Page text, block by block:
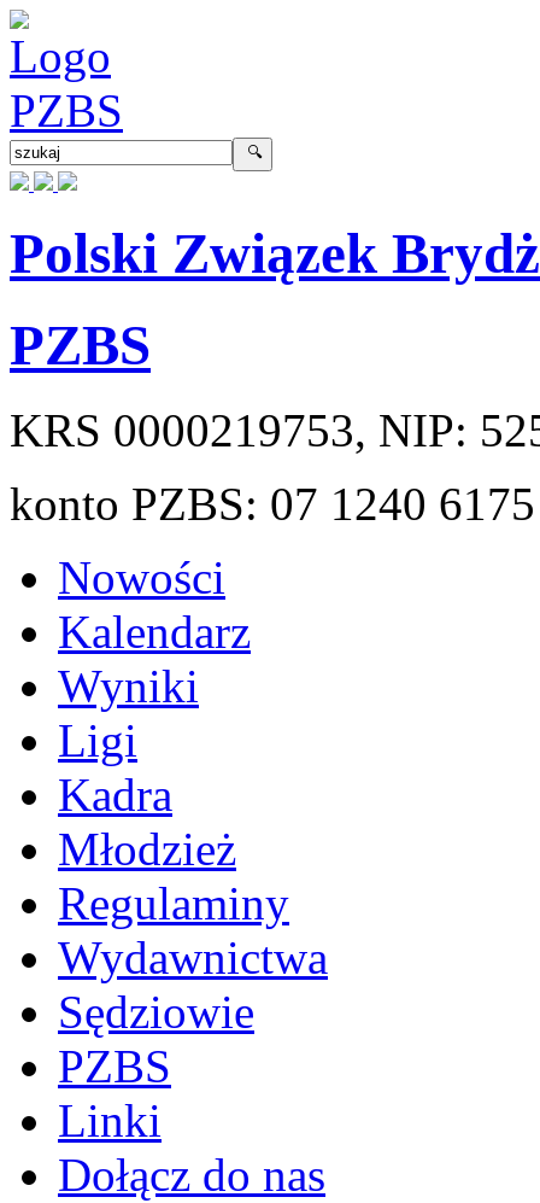
Polski Związek
PZBS
KRS 0000219753, NIP:
konto PZBS: 07 1240
Nowości
Kalendarz
Wyniki
Ligi
Kadra
Młodzież
Regulaminy
Wydawnictwa
Sędziowie
PZBS
Linki
Dołącz do nas